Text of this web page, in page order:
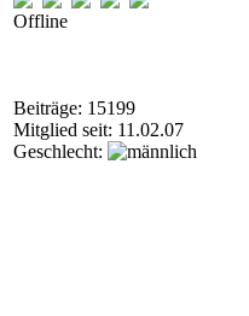
Offline
Beiträge: 15199
Mitglied seit: 11.02.07
Geschlecht: